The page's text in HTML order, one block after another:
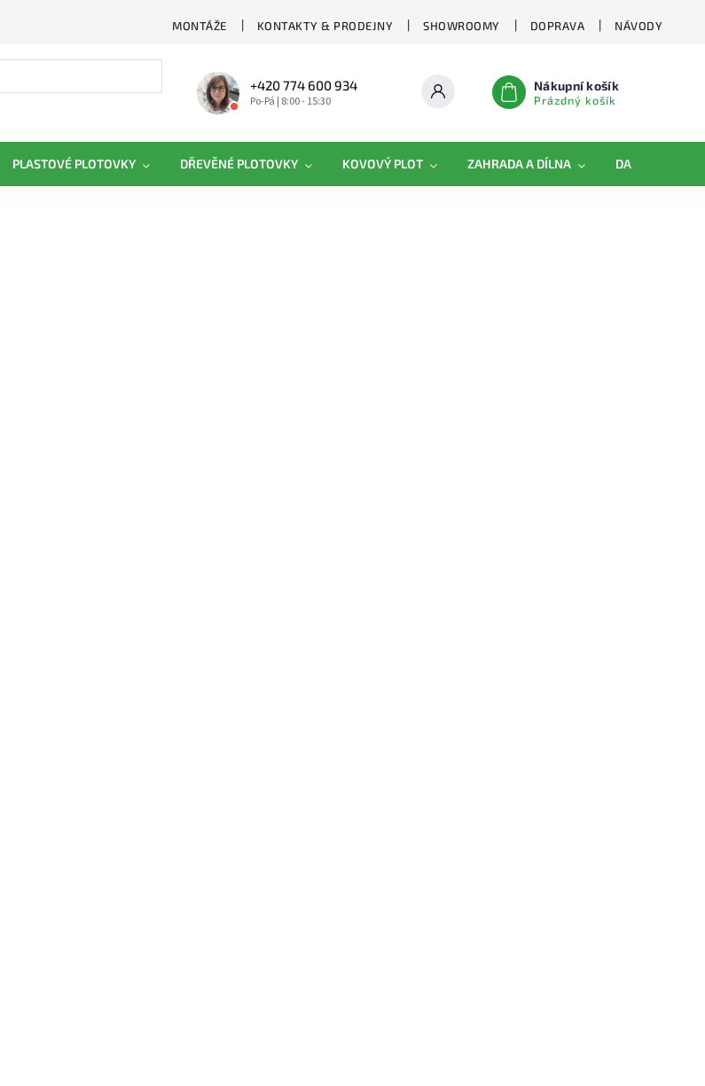
MONTÁŽE KONTAKTY & PRODEJNY SHOWROOMY DOPRAVA NÁVODY
+420 774 600 934
Po-Pá | 8:00 - 15:30
Nákupní košík
Prázdný košík
PLASTOVÉ PLOTOVKY DŘEVĚNÉ PLOTOVKY KOVOVÝ PLOT ZAHRADA A DÍLNA DAMIPLAST®